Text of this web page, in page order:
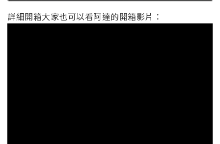
詳細開箱大家也可以看阿達的開箱影片：